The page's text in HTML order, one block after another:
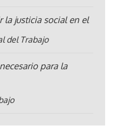
la justicia social en el
del Trabajo
para la